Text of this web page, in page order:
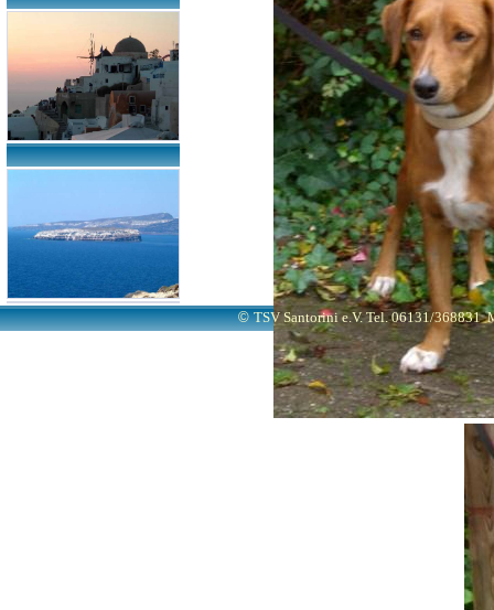
©TSV Santorini e.V. Tel. 06131/368831